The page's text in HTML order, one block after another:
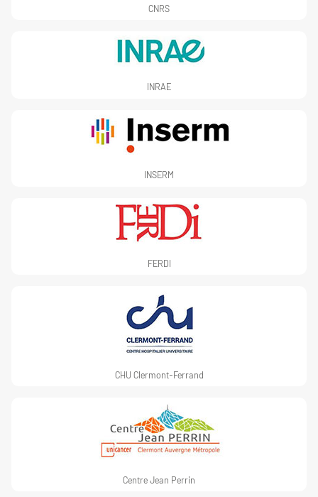
CNRS
INRAE
INSERM
FERDI
CHU Clermont-Ferrand
Centre Jean Perrin